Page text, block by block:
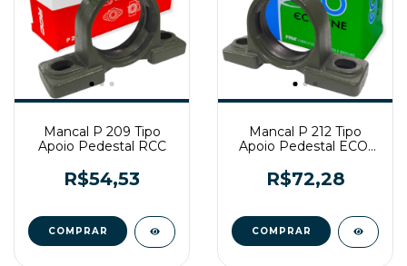
Mancal P 209 Tipo
Apoio Pedestal RCC
R$54,53
Mancal P 212 Tipo
Apoio Pedestal ECO-
R$72,28